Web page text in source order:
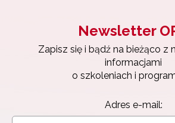
Newsletter
Zapisz się i bądź na bieżąco z
informacjami
o szkoleniach i
Adres e-mail: